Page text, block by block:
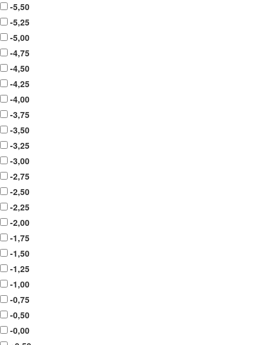
-5,50
-5,25
-5,00
-4,75
-4,50
-4,25
-4,00
-3,75
-3,50
-3,25
-3,00
-2,75
-2,50
-2,25
-2,00
-1,75
-1,50
-1,25
-1,00
-0,75
-0,50
-0,00